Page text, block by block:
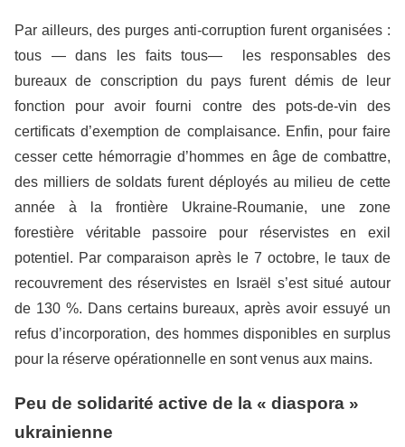
Par ailleurs, des purges anti-corruption furent organisées :
tous — dans les faits tous— les responsables des
bureaux de conscription du pays furent démis de leur
fonction pour avoir fourni contre des pots-de-vin des
certificats d’exemption de complaisance. Enfin, pour faire
cesser cette hémorragie d’hommes en âge de combattre,
des milliers de soldats furent déployés au milieu de cette
année à la frontière Ukraine-Roumanie, une zone
forestière véritable passoire pour réservistes en exil
potentiel. Par comparaison après le 7 octobre, le taux de
recouvrement des réservistes en Israël s’est situé autour
de 130 %. Dans certains bureaux, après avoir essuyé un
refus d’incorporation, des hommes disponibles en surplus
pour la réserve opérationnelle en sont venus aux mains.
Peu de solidarité active de la « diaspora »
ukrainienne